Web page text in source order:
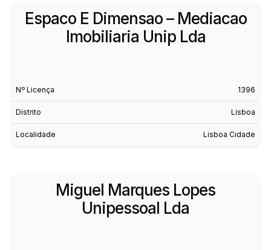
Espaco E Dimensao – Mediacao
Imobiliaria Unip Lda
Nº Licença 1396
Distrito Lisboa
Localidade Lisboa Cidade
Miguel Marques Lopes
Unipessoal Lda